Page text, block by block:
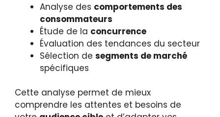
Analyse des comportements des
consommateurs
Étude de la concurrence
Évaluation des tendances du secteur
Sélection de segments de marché
spécifiques
Cette analyse permet de mieux
comprendre les attentes et besoins de